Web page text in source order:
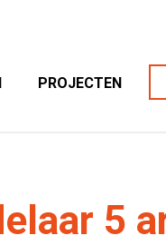
PROJECTEN
5